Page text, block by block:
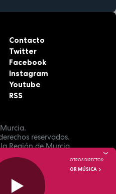
reservados.
Región de Murcia.
Contacto
Twitter
Facebook
Instagram
Youtube
RSS
OTROS DIRECTOS:
OR MÚSICA